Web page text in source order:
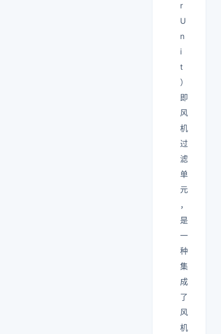
r
U
n
i
t
）
即
风
机
过
滤
单
元
，
是
一
种
集
成
了
风
机